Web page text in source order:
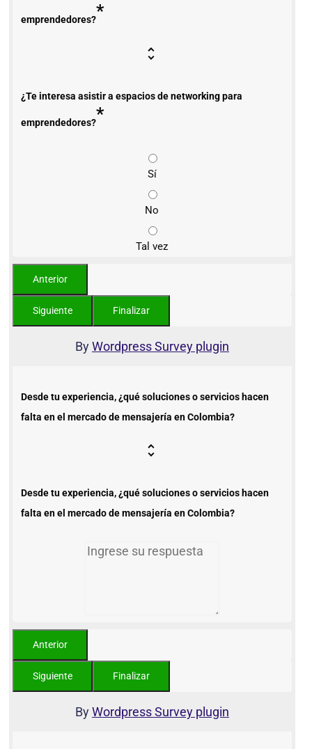
emprendedores?*
¿Te interesa asistir a espacios de networking para
emprendedores?*
Sí
No
Tal vez
ByWordpress Survey plugin
Desde tu experiencia, ¿qué soluciones o servicios hacen
falta en el mercado de mensajería en Colombia?
Desde tu experiencia, ¿qué soluciones o servicios hacen
falta en el mercado de mensajería en Colombia?
ByWordpress Survey plugin